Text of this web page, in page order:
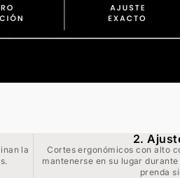
la
2.
Cortes ergonómicos con alto
mantenerse en su lugar
prenda